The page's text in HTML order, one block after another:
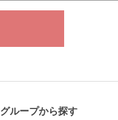
グループから探す